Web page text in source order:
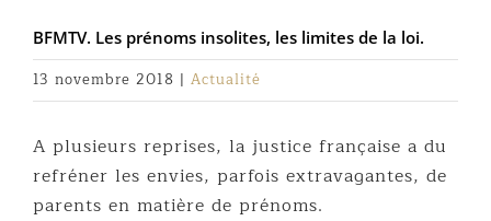
BFMTV. Les prénoms insolites, les limites de la loi.
13 novembre 2018 | Actualité
A plusieurs reprises, la justice française a du
refréner les envies, parfois extravagantes, de
parents en matière de prénoms.